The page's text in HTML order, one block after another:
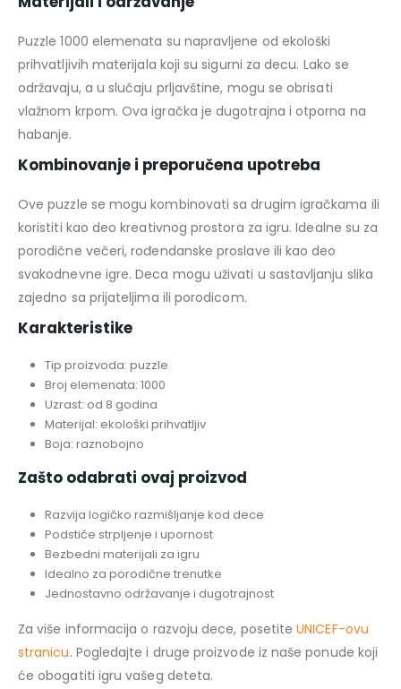
Puzzle 1000 elemenata su napravljene od ekološki
prihvatljivih materijala koji su sigurni za decu. Lako se
održavaju, a u slučaju prljavštine, mogu se obrisati
vlažnom krpom. Ova igračka je dugotrajna i otporna na
habanje.
Kombinovanje i preporučena upotreba
Ove puzzle se mogu kombinovati sa drugim igračkama ili
koristiti kao deo kreativnog prostora za igru. Idealne su za
porodične večeri, rođendanske proslave ili kao deo
svakodnevne igre. Deca mogu uživati u sastavljanju slika
zajedno sa prijateljima ili porodicom.
Karakteristike
Tip proizvoda: puzzle
Broj elemenata: 1000
Uzrast: od 8 godina
Materijal: ekološki prihvatljiv
Boja: raznobojno
Zašto odabrati ovaj proizvod
Razvija logičko razmišljanje kod dece
Podstiče strpljenje i upornost
Bezbedni materijali za igru
Idealno za porodične trenutke
Jednostavno održavanje i dugotrajnost
Za više informacija o razvoju dece, posetiteUNICEF-ovu
stranicu. Pogledajte i druge proizvode iz naše ponude koji
će obogatiti igru vašeg deteta.